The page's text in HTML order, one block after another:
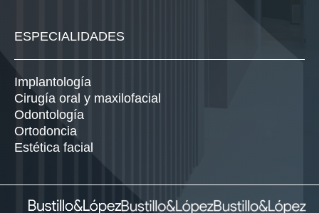
ESPECIALIDADES
Implantología
Cirugía oral y maxilofacial
Odontología
Ortodoncia
Estética facial